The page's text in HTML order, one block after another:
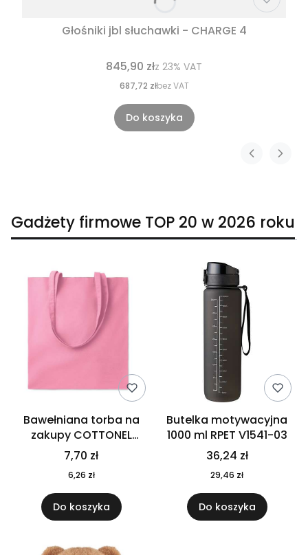
Głośniki jbl słuchawki - CHARGE 4
845,90 złz 23% VAT
687,72 złbez VAT
Do koszyka
Gadżety firmowe TOP 20 w 2026 roku
Bawełniana torba na
zakupy COTTONEL
COLOUR++ MO9846-11
7,70 zł
6,26 zł
Do koszyka
Butelka motywacyjna
1000 ml RPET V1541-03
36,24 zł
29,46 zł
Do koszyka